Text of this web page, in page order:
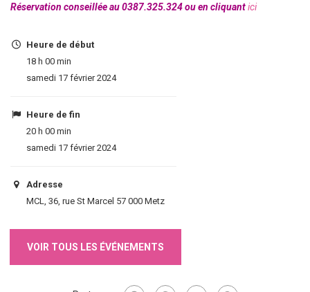
Réservation conseillée au 0387.325.324 ou en cliquantici
Heure de début
18 h 00 min
samedi 17 février 2024
Heure de fin
20 h 00 min
samedi 17 février 2024
Adresse
MCL, 36, rue St Marcel 57 000 Metz
VOIR TOUS LES ÉVÉNEMENTS